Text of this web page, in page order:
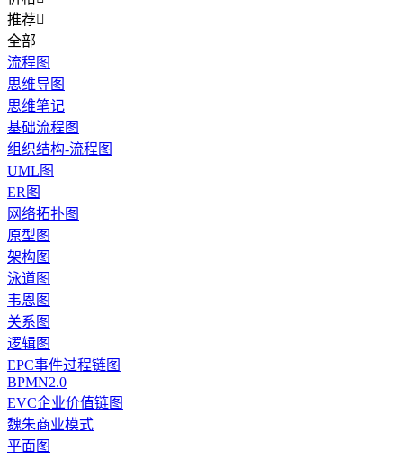
推荐
全部
流程图
思维导图
思维笔记
基础流程图
组织结构-流程图
UML图
ER图
网络拓扑图
原型图
架构图
泳道图
韦恩图
关系图
逻辑图
EPC事件过程链图
BPMN2.0
EVC企业价值链图
魏朱商业模式
平面图